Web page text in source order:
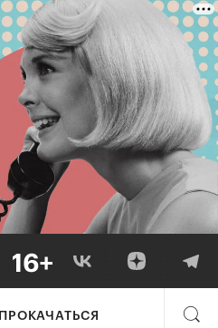
ПРОКАЧАТЬСЯ